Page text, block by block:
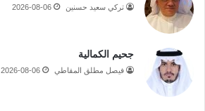
تركي سعيد حسنين 2026-08-06
جحيم الكمالية
فيصل مطلق المقاطي 2026-08-06